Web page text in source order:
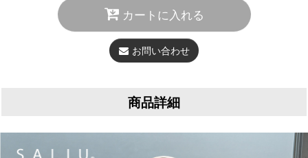
カートに入れる
お問い合わせ
商品詳細